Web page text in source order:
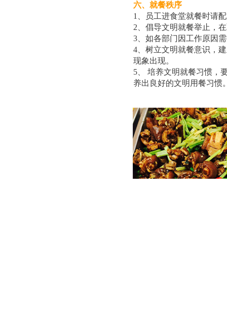
六、就餐秩序
1、员工进食堂就餐时请
2、倡导文明就餐举止，
3、如各部门因工作原因
4、树立文明就餐意识，
现象出现。
5、 培养文明就餐习惯，
养出良好的文明用餐习惯